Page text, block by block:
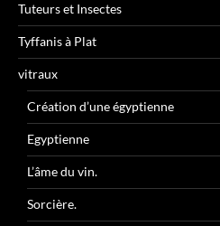
Tuteurs et Insectes
Tyffanis à Plat
vitraux
Création d’une égyptienne
Egyptienne
L’âme du vin.
Sorcière.